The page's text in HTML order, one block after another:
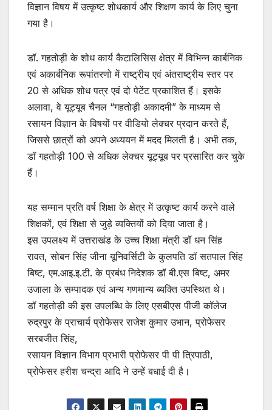
विज्ञान विषय में उत्कृष्ट शोधकार्य और शिक्षण कार्य के लिए चुना
गया है।
डॉ. गहतोड़ी के शोध कार्य कैटालिसिस क्षेत्र में विभिन्न कार्बनिक
एवं अकार्बनिक रूपांतरणो में राष्ट्रीय एवं अंतराष्ट्रीय स्तर पर
20 से अधिक शोध पत्र एवं दो पेटेंट प्रकाशित हैं। इसके
अलावा, वे यूट्यूब चैनल “गहतोड़ी अकादमी” के माध्यम से
रसायन विज्ञान के विषयों पर वीडियो लेक्चर प्रदान करते हैं,
जिससे छात्रों को अपने अध्ययन में मदद मिलती है। अभी तक,
डॉ गहतोड़ी 100 से अधिक लेक्चर यूट्यूब पर प्रसारित कर चुके
हैं।
यह सम्मान प्रति वर्ष शिक्षा के क्षेत्र में उत्कृष्ट कार्य करने वाले
शिक्षकों, एवं शिक्षा से जुड़े व्यक्तियों को दिया जाता है।
इस उपलक्ष्य में उत्तराखंड के उच्च शिक्षा मंत्री डॉ धन सिंह
रावत, सोबन सिंह जीना यूनिवर्सिटी के कुलपति डॉ सतपाल सिंह
बिष्ट, एम.आइ.इ.टी. के प्रबंध निदेशक डॉ बी.एस बिष्ट, अमर
उजाला के सम्पादक एवं अन्य गणमान्य ब्यक्ति उपस्थित थे।
डॉ गहतोड़ी की इस उपलब्धि के लिए एसबीएस पीजी कॉलेज
रुद्रपुर के प्राचार्य प्रोफेसर राजेश कुमार उभान, प्रोफेसर
सरबजीत सिंह,
रसायन विज्ञान विभाग प्रभारी प्रोफेसर पी पी त्रिपाठी,
प्रोफेसर हरीश चन्द्रा आदि ने उन्हें बधाई दी है।